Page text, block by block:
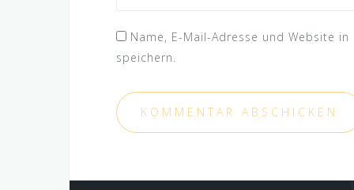
Name, E-Mail-Adresse und Website
speichern.